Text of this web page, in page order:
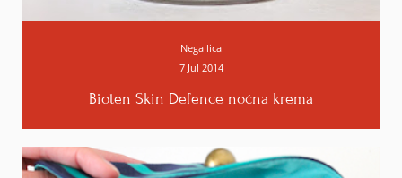
Nega lica
7 Jul 2014
Bioten Skin Defence noćna krema